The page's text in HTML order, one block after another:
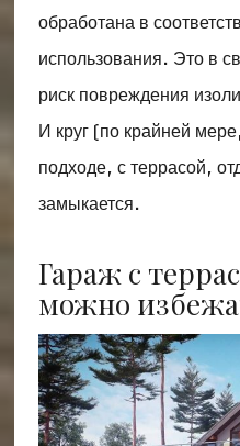
обработана в
использования. Это в
риск повреждения
И круг (по крайней
подходе, с террасой,
замыкается.
Гараж с
можно